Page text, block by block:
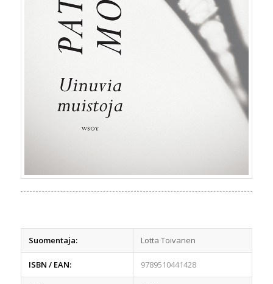
Suomentaja: Lotta Toivanen
ISBN / EAN: 9789510441428